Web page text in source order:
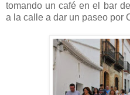
tomando un café en el bar
a la calle a dar un paseo por